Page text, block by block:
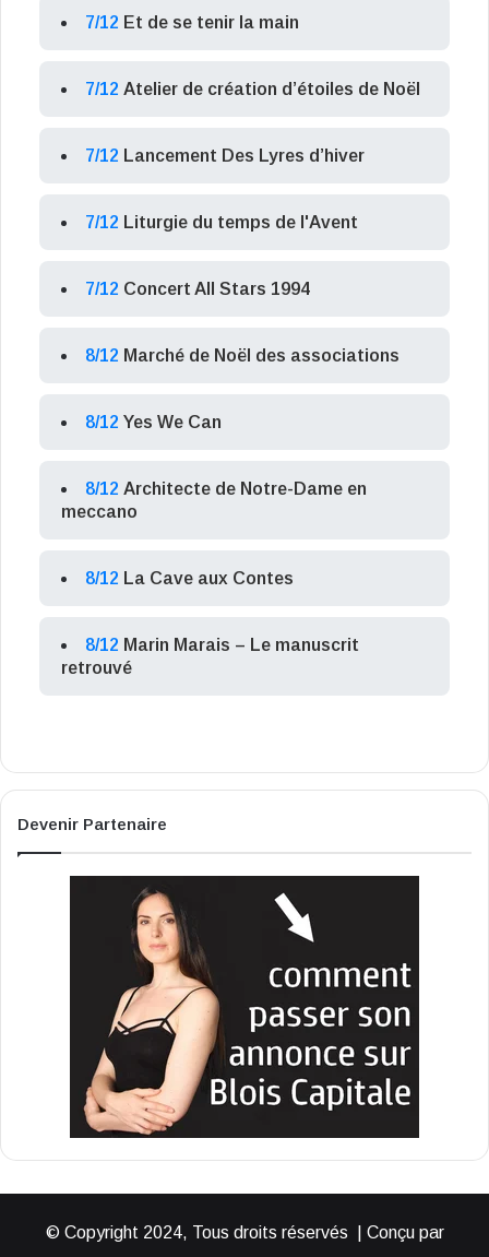
7/12 Et de se tenir la main
7/12 Atelier de création d’étoiles de Noël
7/12 Lancement Des Lyres d’hiver
7/12 Liturgie du temps de l'Avent
7/12 Concert All Stars 1994
8/12 Marché de Noël des associations
8/12 Yes We Can
8/12 Architecte de Notre-Dame en
meccano
8/12 La Cave aux Contes
8/12 Marin Marais – Le manuscrit
retrouvé
Devenir Partenaire
© Copyright 2024, Tous droits réservés | Conçu par